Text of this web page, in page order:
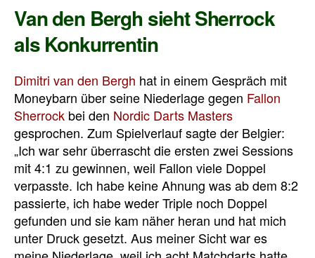
Van den Bergh sieht Sherrock
als Konkurrentin
Dimitri van den Bergh hat in einem Gespräch mit
Moneybarn über seine Niederlage gegen Fallon
Sherrock bei den Nordic Darts Masters
gesprochen. Zum Spielverlauf sagte der Belgier:
„Ich war sehr überrascht die ersten zwei Sessions
mit 4:1 zu gewinnen, weil Fallon viele Doppel
verpasste. Ich habe keine Ahnung was ab dem 8:2
passierte, ich habe weder Triple noch Doppel
gefunden und sie kam näher heran und hat mich
unter Druck gesetzt. Aus meiner Sicht war es